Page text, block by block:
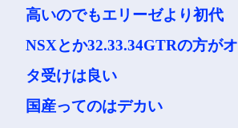
高いのでもエリーゼより初代
NSXとか32.33.34GTRの方がオ
タ受けは良い
国産ってのはデカい